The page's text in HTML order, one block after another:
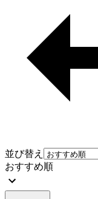
並び替え
おすすめ順